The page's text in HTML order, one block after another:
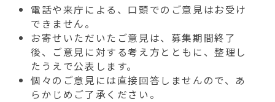
電話や来庁による、口頭でのご意見はお受け
できません。
お寄せいただいたご意見は、募集期間終了
後、ご意見に対する考え方とともに、整理し
たうえで公表します。
個々のご意見には直接回答しませんので、あ
らかじめご了承ください。